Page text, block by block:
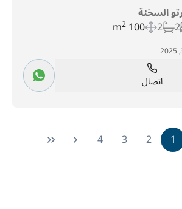
السخنة
2
2
100 m
2
اتصال
1
2
3
4